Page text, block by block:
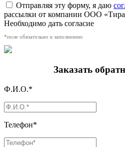
Отправляя эту форму, я даю
рассылки от компании ООО
Необходимо дать согласие
*поле обязательно к заполнению
Заказать
Ф.И.О.*
Телефон*